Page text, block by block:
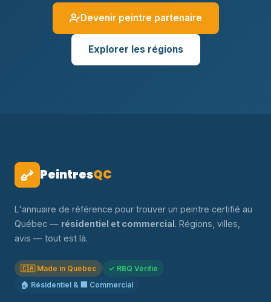
Devenir peintre partenaire
Explorer les régions
PeintresQC
L'annuaire de référence pour trouver un peintre certifié au
Québec — résidentiel et commercial. Régions, villes,
avis — tout est là.
🇨🇦 Made in Québec
✓ RBQ Vérifié
🏠 Résidentiel & 🏢 Commercial